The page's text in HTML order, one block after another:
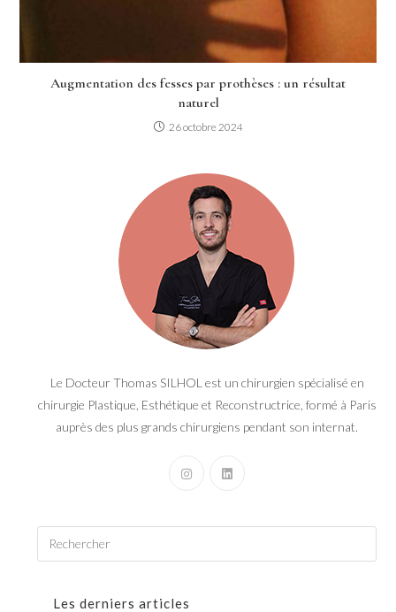
Augmentation des fesses par prothèses : un résultat
naturel
26 octobre 2024
Le Docteur Thomas SILHOL est un chirurgien spécialisé en
chirurgie Plastique, Esthétique et Reconstructrice, formé à Paris
auprès des plus grands chirurgiens pendant son internat.
Les derniers articles